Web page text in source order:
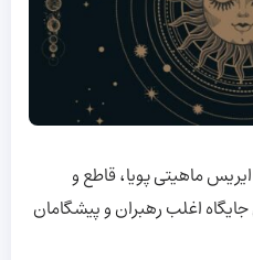
ماهیتی پویا، قاطع و
اغلب رهبران و پیشگامان